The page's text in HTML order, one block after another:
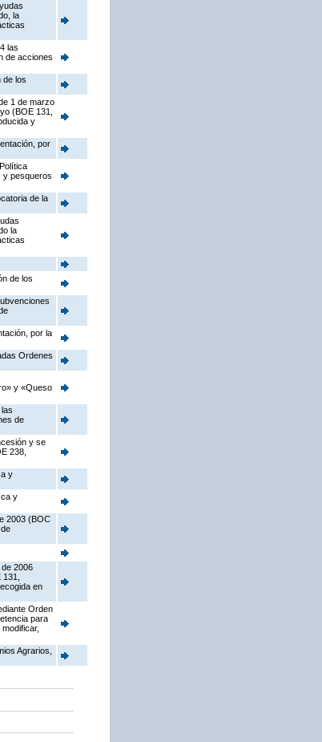
la
las
de acciones
de los
1 de marzo
(BOE 131,
y
por
y pesqueros
de la
la
de los
por la
Ordenes
y «Queso
de
y se
238,
y
y
2003 (BOC
2006
en
Orden
para
Agrarios,